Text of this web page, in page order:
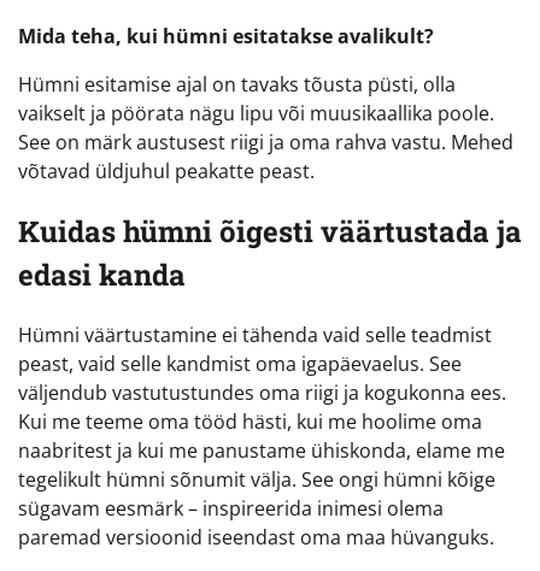
Mida teha, kui hümni esitatakse avalikult?
Hümni esitamise ajal on tavaks tõusta püsti, olla
vaikselt ja pöörata nägu lipu või muusikaallika poole.
See on märk austusest riigi ja oma rahva vastu. Mehed
võtavad üldjuhul peakatte peast.
Kuidas hümni õigesti väärtustada ja
edasi kanda
Hümni väärtustamine ei tähenda vaid selle teadmist
peast, vaid selle kandmist oma igapäevaelus. See
väljendub vastutustundes oma riigi ja kogukonna ees.
Kui me teeme oma tööd hästi, kui me hoolime oma
naabritest ja kui me panustame ühiskonda, elame me
tegelikult hümni sõnumit välja. See ongi hümni kõige
sügavam eesmärk – inspireerida inimesi olema
paremad versioonid iseendast oma maa hüvanguks.